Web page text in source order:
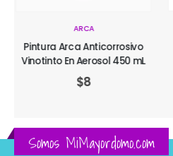
ARCA
Pintura Arca Anticorrosivo
Vinotinto En Aerosol 450 mL
$8
Somos MiMayordomo.com